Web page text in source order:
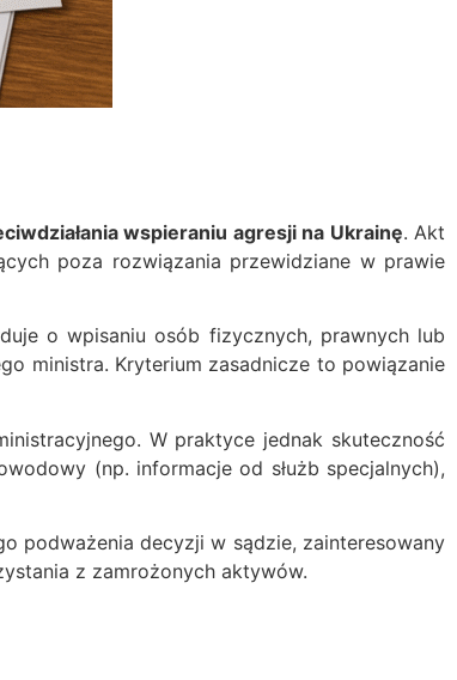
wspieraniu agresji na Ukrainę. Akt
poza rozwiązania przewidziane w prawie
o wpisaniu osób fizycznych, prawnych lub
ministra. Kryterium zasadnicze to powiązanie
W praktyce jednak skuteczność
(np. informacje od służb specjalnych),
podważenia decyzji w sądzie, zainteresowany
z zamrożonych aktywów.